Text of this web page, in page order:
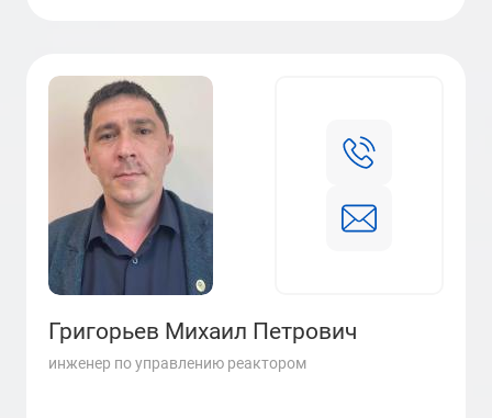
Григорьев Михаил Петрович
инженер по управлению реактором